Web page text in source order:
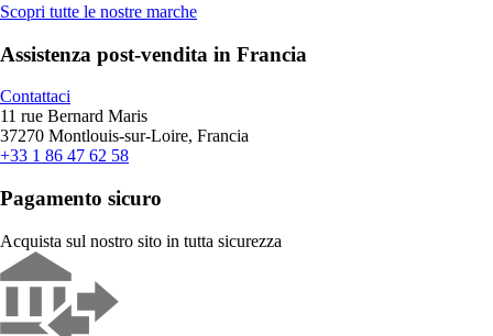
Scopri tutte le nostre marche
Assistenza post-vendita in Francia
Contattaci
11 rue Bernard Maris
37270 Montlouis-sur-Loire, Francia
+33 1 86 47 62 58
Pagamento sicuro
Acquista sul nostro sito in tutta sicurezza